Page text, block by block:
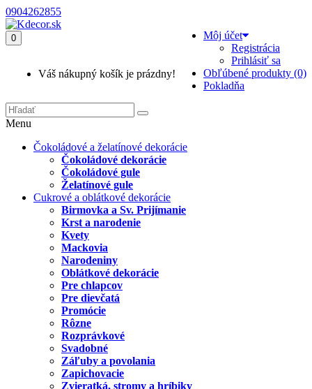
0904262855
Môj účet
Registrácia
Prihlásiť sa
Obľúbené produkty (0)
Pokladňa
0
Váš nákupný košík je prázdny!
Menu
Čokoládové a želatínové dekorácie
Čokoládové dekorácie
Čokoládové gule
Želatínové gule
Cukrové a oblátkové dekorácie
Birmovka a Sv. Prijímanie
Krst a narodenie
Kvety
Mackovia
Narodeniny
Oblátkové dekorácie
Pre chlapcov
Pre dievčatá
Promócie
Rôzne
Rozprávkové
Svadobné
Záľuby a povolania
Zapichovacie
Zvieratká, stromy a hríbiky